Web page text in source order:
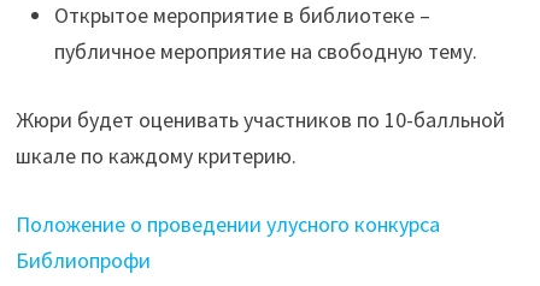
Открытое мероприятие в библиотеке –
публичное мероприятие на свободную тему.
Жюри будет оценивать участников по 10-балльной
шкале по каждому критерию.
Положение о проведении улусного конкурса
Библиопрофи